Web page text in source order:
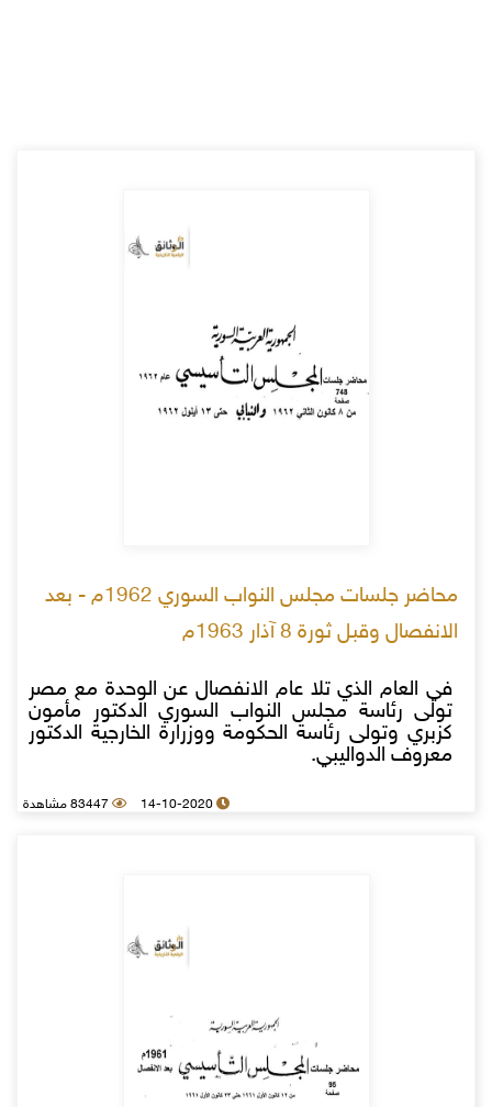
محاضر جلسات مجلس النواب السوري 1962م - بعد
الانفصال وقبل ثورة 8 آذار 1963م
في العام الذي تلا عام الانفصال عن الوحدة مع مصر
تولى رئاسة مجلس النواب السوري الدكتور مأمون
كزبري وتولى رئاسة الحكومة ووزرارة الخارجية الدكتور
معروف الدواليبي.
14-10-2020 83447 مشاهدة